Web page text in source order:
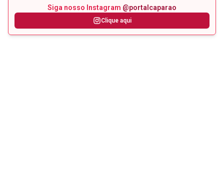
Siga nosso Instagram @portalcaparao
Clique aqui